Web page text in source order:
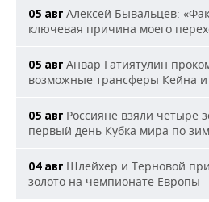
05 авг Алексей Бывальцев:
ключевая причина моего
05 авг Анвар Гатиятулин
возможные трансферы Кейна и
05 авг Россияне взяли четыре
первый день Кубка мира по
04 авг Шлейхер и Терновой
золото на чемпионате Европы